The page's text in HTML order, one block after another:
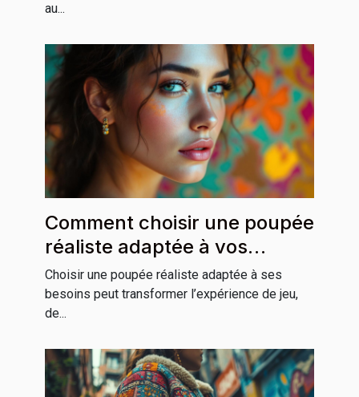
au...
Comment choisir une poupée
réaliste adaptée à vos
besoins ?
Choisir une poupée réaliste adaptée à ses
besoins peut transformer l’expérience de jeu,
de...